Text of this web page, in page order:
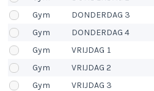
Gym
DONDERDAG 3
Gym
DONDERDAG 4
Gym
VRIJDAG 1
Gym
VRIJDAG 2
Gym
VRIJDAG 3